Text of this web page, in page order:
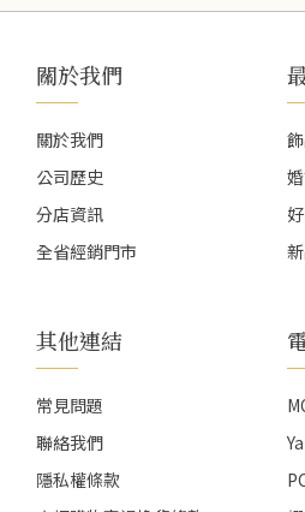
關於我們
關於我們
公司歷史
分店資訊
全省經銷門市
其他連結
常見問題
聯絡我們
隱私權條款